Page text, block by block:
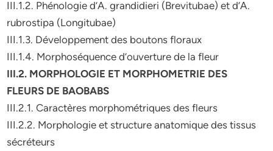
III.1.2. Phénologie d’A. grandidieri (Brevitubae) et d’A.
rubrostipa (Longitubae)
III.1.3. Développement des boutons floraux
III.1.4. Morphoséquence d’ouverture de la fleur
III.2. MORPHOLOGIE ET MORPHOMETRIE DES
FLEURS DE BAOBABS
III.2.1. Caractères morphométriques des fleurs
III.2.2. Morphologie et structure anatomique des tissus
sécréteurs